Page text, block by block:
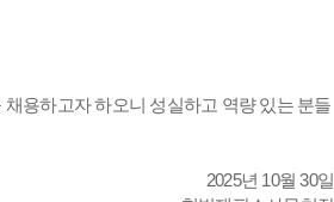
용하고자 하오니 성실하고 역량 있는 분들
2025년 10월 30일